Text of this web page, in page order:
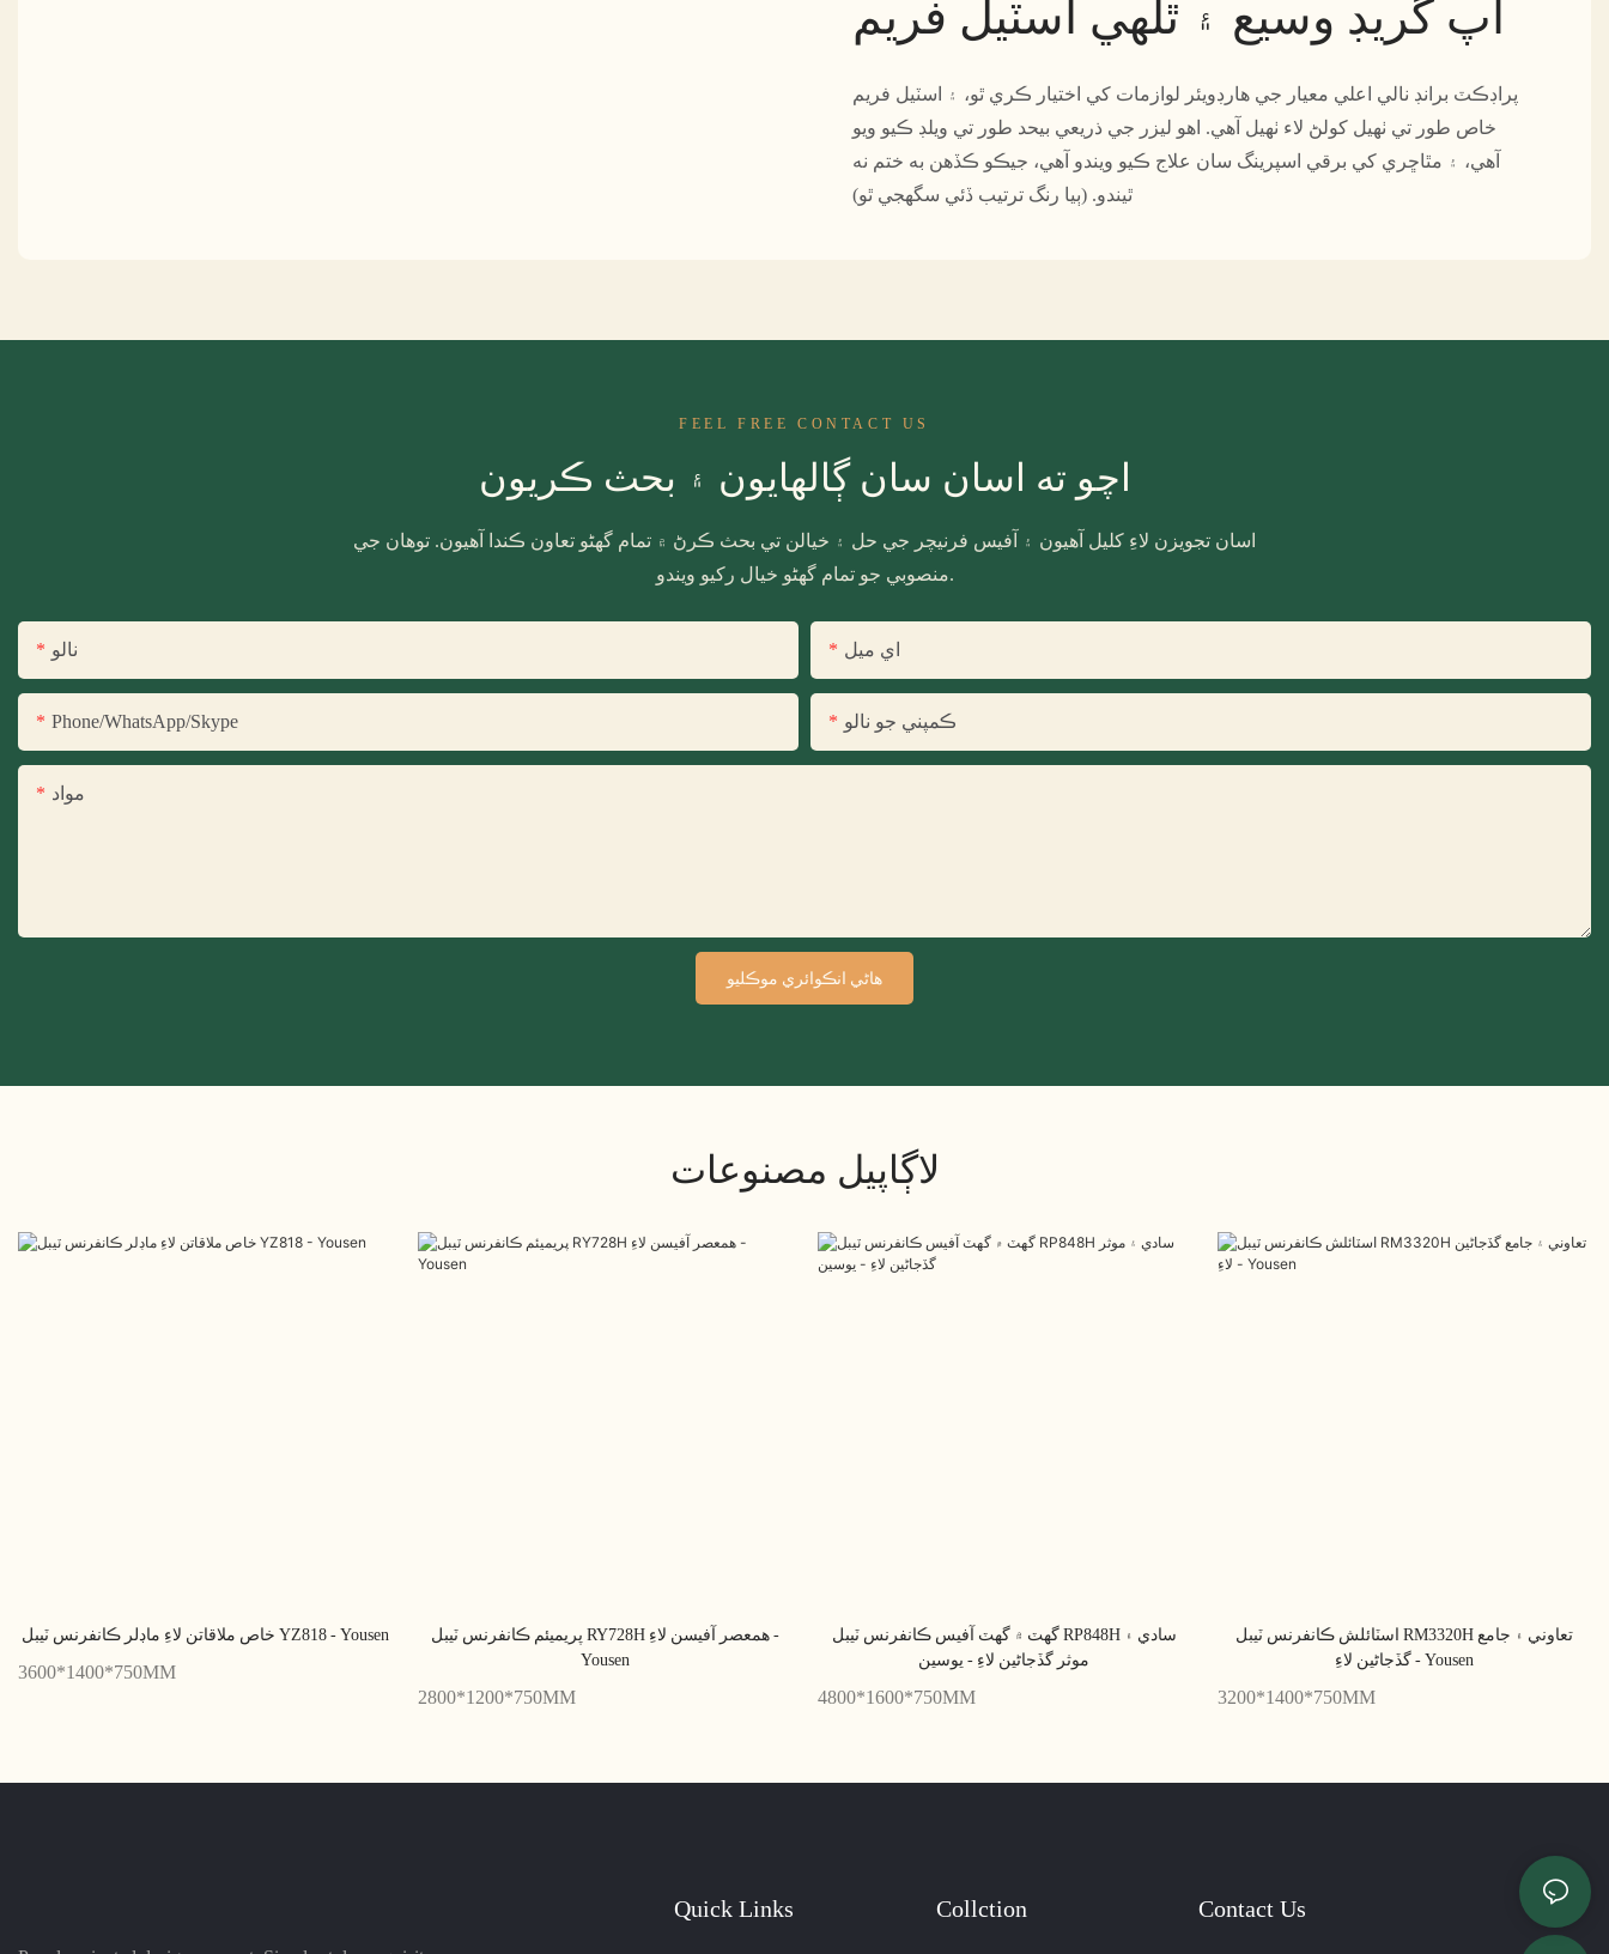
اپ گريڊ وسيع ۽ ٿلهي اسٽيل فريم
پراڊڪٽ برانڊ نالي اعلي معيار جي هارڊويئر لوازمات کي اختيار ڪري ٿو، ۽ اسٽيل فريم
خاص طور تي ٺهيل کولڻ لاء ٺهيل آهي. اهو ليزر جي ذريعي بيحد طور تي ويلڊ ڪيو ويو
آهي، ۽ مٿاڇري کي برقي اسپرينگ سان علاج ڪيو ويندو آهي، جيڪو ڪڏهن به ختم نه
ٿيندو. (ٻيا رنگ ترتيب ڏئي سگهجي ٿو)
FEEL FREE CONTACT US
اچو ته اسان سان ڳالهايون ۽ بحث ڪريون
اسان تجويزن لاءِ کليل آهيون ۽ آفيس فرنيچر جي حل ۽ خيالن تي بحث ڪرڻ ۾ تمام گهڻو تعاون ڪندا آهيون. توهان جي
منصوبي جو تمام گهڻو خيال رکيو ويندو.
نالو اي ميل
Phone/WhatsApp/Skype ڪمپني جو نالو
مواد
هاڻي انڪوائري موڪليو
لاڳاپيل مصنوعات
خاص ملاقاتن لاءِ ماڊلر ڪانفرنس ٽيبل YZ818 - Yousen
3600*1400*750MM
پريميئم ڪانفرنس ٽيبل RY728H همعصر آفيسن لاءِ -
Yousen
2800*1200*750MM
گھٽ ۾ گھٽ آفيس ڪانفرنس ٽيبل RP848H سادي ۽
موثر گڏجاڻين لاءِ - يوسين
4800*1600*750MM
اسٽائلش ڪانفرنس ٽيبل RM3320H تعاوني ۽ جامع
گڏجاڻين لاءِ - Yousen
3200*1400*750MM
Quick Links Collction Contact Us